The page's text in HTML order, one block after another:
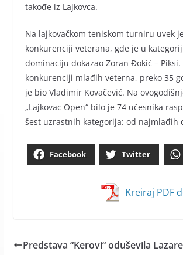
takođe iz Lajkovca.
Na lajkovačkom teniskom turniru uvek
konkurenciji veterana, gde je u
dominaciju dokazao Zoran Đokić – Piksi.
konkurenciji mlađih veterna, preko 35
je bio Vladimir Kovačević. Na
„Lajkovac Open“ bilo je 74 učesnika
šest uzrastnih kategorija: od najmlađih
Facebook Twitter
Kreiraj PDF
Predstava “Kerovi“ oduševila